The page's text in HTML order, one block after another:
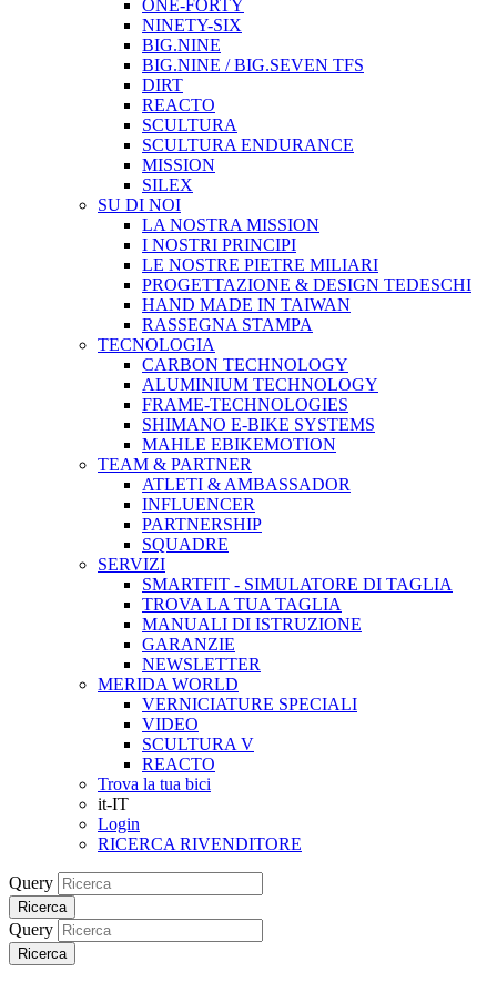
ONE-FORTY
NINETY-SIX
BIG.NINE
BIG.NINE / BIG.SEVEN TFS
DIRT
REACTO
SCULTURA
SCULTURA ENDURANCE
MISSION
SILEX
SU DI NOI
LA NOSTRA MISSION
I NOSTRI PRINCIPI
LE NOSTRE PIETRE MILIARI
PROGETTAZIONE & DESIGN TEDESCHI
HAND MADE IN TAIWAN
RASSEGNA STAMPA
TECNOLOGIA
CARBON TECHNOLOGY
ALUMINIUM TECHNOLOGY
FRAME-TECHNOLOGIES
SHIMANO E-BIKE SYSTEMS
MAHLE EBIKEMOTION
TEAM & PARTNER
ATLETI & AMBASSADOR
INFLUENCER
PARTNERSHIP
SQUADRE
SERVIZI
SMARTFIT - SIMULATORE DI TAGLIA
TROVA LA TUA TAGLIA
MANUALI DI ISTRUZIONE
GARANZIE
NEWSLETTER
MERIDA WORLD
VERNICIATURE SPECIALI
VIDEO
SCULTURA V
REACTO
Trova la tua bici
it-IT
Login
RICERCA RIVENDITORE
Query
Ricerca
Query
Ricerca